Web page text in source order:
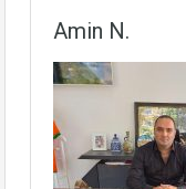
Amin N.